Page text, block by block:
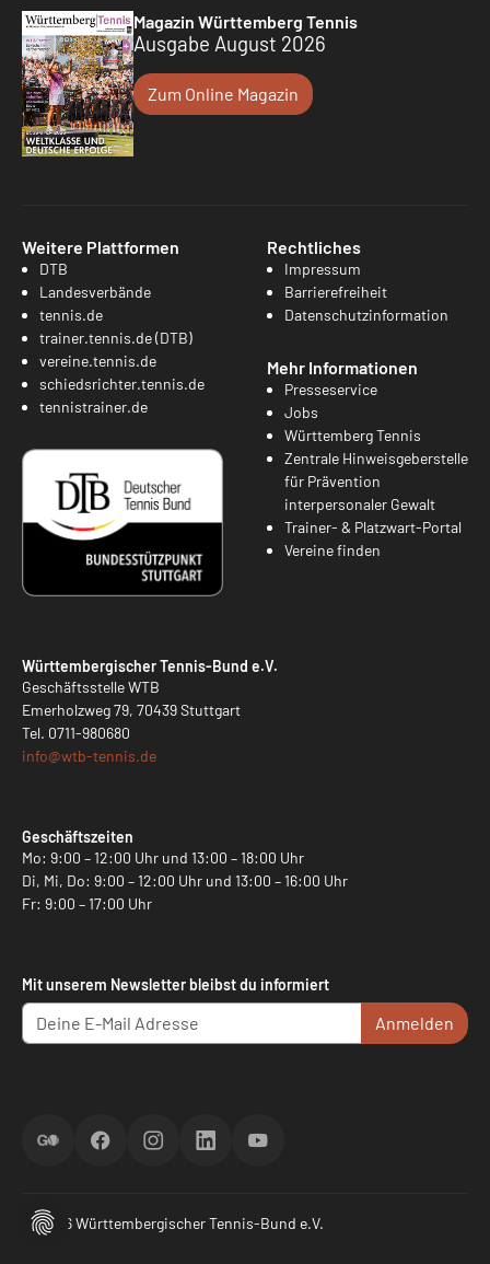
Magazin Württemberg Tennis
Ausgabe August 2026
Zum Online Magazin
Weitere Plattformen
DTB
Landesverbände
tennis.de
trainer.tennis.de (DTB)
vereine.tennis.de
schiedsrichter.tennis.de
tennistrainer.de
Rechtliches
Impressum
Barrierefreiheit
Datenschutzinformation
Mehr Informationen
Presseservice
Jobs
Württemberg Tennis
Zentrale Hinweisgeberstelle
für Prävention
interpersonaler Gewalt
Trainer- & Platzwart-Portal
Vereine finden
Württembergischer Tennis-Bund e.V.
Geschäftsstelle WTB
Emerholzweg 79, 70439 Stuttgart
Tel. 0711-980680
info@wtb-tennis.de
Geschäftszeiten
Mo: 9:00 – 12:00 Uhr und 13:00 – 18:00 Uhr
Di, Mi, Do: 9:00 – 12:00 Uhr und 13:00 – 16:00 Uhr
Fr: 9:00 – 17:00 Uhr
Mit unserem Newsletter bleibst du informiert
Anmelden
ScoreGOFacebookInstagramLinkedInYouTube
© 2026 Württembergischer Tennis-Bund e.V.